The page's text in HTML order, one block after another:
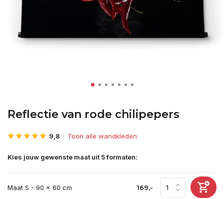
Reflectie van rode chilipepers
9,8 Toon alle wandkleden
Kies jouw gewenste maat uit 5 formaten:
Maat S - 90 x 60 cm 169,-